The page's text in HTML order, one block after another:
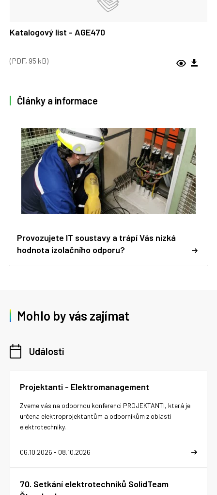
Katalogový list - AGE470
(PDF, 95 kB)
Články a informace
Provozujete IT soustavy a trápí Vás nízká
hodnota izolačního odporu?
Mohlo by vás zajímat
Události
Projektanti - Elektromanagement
06.10.2026 - 08.10.2026
Zveme vás na odbornou konferenci PROJEKTANTI, která je
určena elektroprojektantům a odborníkům z oblasti
elektrotechniky.
70. Setkání elektrotechniků SolidTeam